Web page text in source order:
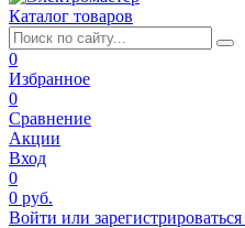
Каталог товаров
0
Избранное
0
Сравнение
Акции
Вход
0
0 руб.
Войти или зарегистрироваться